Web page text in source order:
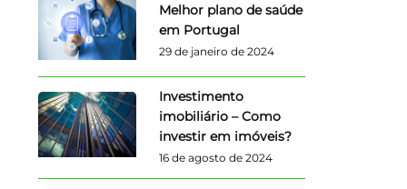
Melhor plano de saúde
em Portugal
29 de janeiro de 2024
Investimento
imobiliário – Como
investir em imóveis?
16 de agosto de 2024